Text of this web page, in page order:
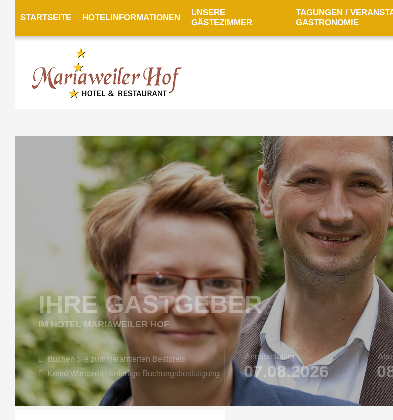
STARTSEITE HOTELINFORMATIONEN
UNSERE
GÄSTEZIMMER
TAGUNGEN /
GASTRONOMIE
IHRE GASTGEBER
IM HOTEL MARIAWEILER HOF
Buchen Sie zum garantierten Bestpreis
Keine Wartezeit - sofortige Buchungsbestätigung
Anreisedatum